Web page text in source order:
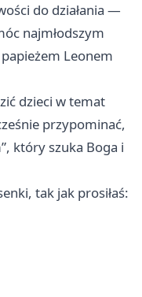
do działania —
najmłodszym
Leonem
dzieci w temat
przypominać,
który szuka Boga i
tak jak prosiłaś: